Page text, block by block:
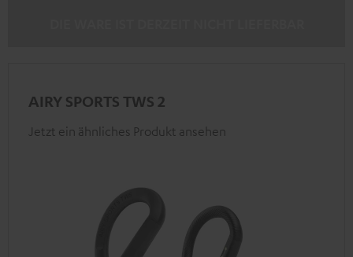
AIRY SPORTS TWS 2
Jetzt ein ähnliches Produkt ansehen